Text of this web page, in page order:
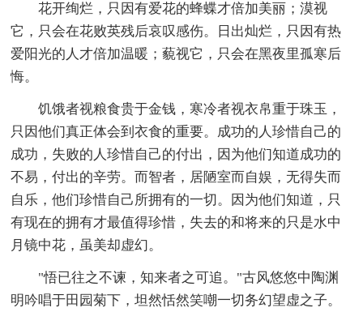
花开绚烂，只因有爱花的蜂蝶才倍加美丽；漠视
它，只会在花败英残后哀叹感伤。日出灿烂，只因有热
爱阳光的人才倍加温暖；藐视它，只会在黑夜里孤寒后
悔。
饥饿者视粮食贵于金钱，寒冷者视衣帛重于珠玉，
只因他们真正体会到衣食的重要。成功的人珍惜自己的
成功，失败的人珍惜自己的付出，因为他们知道成功的
不易，付出的辛劳。而智者，居陋室而自娱，无得失而
自乐，他们珍惜自己所拥有的一切。因为他们知道，只
有现在的拥有才最值得珍惜，失去的和将来的只是水中
月镜中花，虽美却虚幻。
"悟已往之不谏，知来者之可追。"古风悠悠中陶渊
明吟唱于田园菊下，坦然恬然笑嘲一切务幻望虚之子。